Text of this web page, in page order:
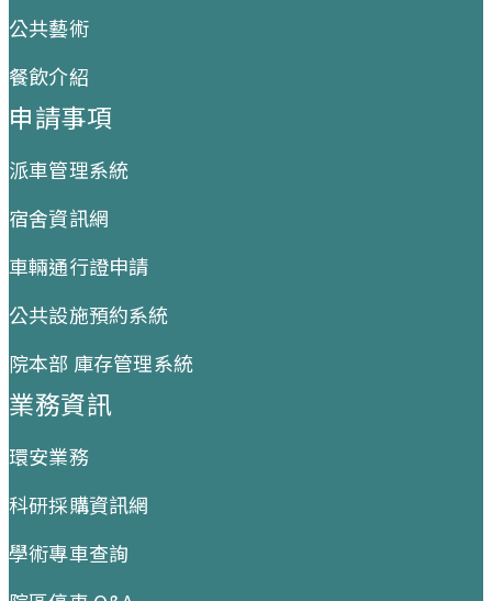
公共藝術
餐飲介紹
申請事項
派車管理系統
宿舍資訊網
車輛通行證申請
公共設施預約系統
院本部 庫存管理系統
業務資訊
環安業務
科研採購資訊網
學術專車查詢